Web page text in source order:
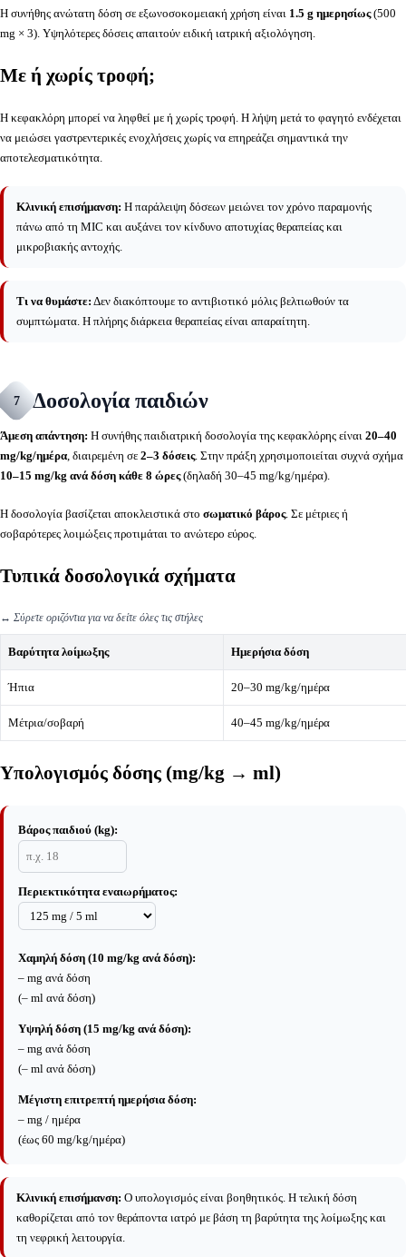
Η συνήθης ανώτατη δόση σε εξωνοσοκομειακή χρήση είναι 1.5 g ημερησίως(500
mg × 3). Υψηλότερες δόσεις απαιτούν ειδική ιατρική αξιολόγηση.
Με ή χωρίς τροφή;
Η κεφακλόρη μπορεί να ληφθεί με ή χωρίς τροφή. Η λήψη μετά το φαγητό ενδέχεται
να μειώσει γαστρεντερικές ενοχλήσεις χωρίς να επηρεάζει σημαντικά την
αποτελεσματικότητα.
Κλινική επισήμανση: Η παράλειψη δόσεων μειώνει τον χρόνο παραμονής
πάνω από τη MIC και αυξάνει τον κίνδυνο αποτυχίας θεραπείας και
μικροβιακής αντοχής.
Τι να θυμάστε: Δεν διακόπτουμε το αντιβιοτικό μόλις βελτιωθούν τα
συμπτώματα. Η πλήρης διάρκεια θεραπείας είναι απαραίτητη.
7 Δοσολογία παιδιών
Άμεση απάντηση: Η συνήθης παιδιατρική δοσολογία της κεφακλόρης είναι 20–40
mg/kg/ημέρα, διαιρεμένη σε 2–3 δόσεις. Στην πράξη χρησιμοποιείται συχνά σχήμα
10–15 mg/kg ανά δόση κάθε 8 ώρες(δηλαδή 30–45 mg/kg/ημέρα).
Η δοσολογία βασίζεται αποκλειστικά στο σωματικό βάρος. Σε μέτριες ή
σοβαρότερες λοιμώξεις προτιμάται το ανώτερο εύρος.
Τυπικά δοσολογικά σχήματα
↔️ Σύρετε οριζόντια για να δείτε όλες τις στήλες
Βαρύτητα λοίμωξης Ημερήσια δόση
Ήπια 20–30 mg/kg/ημέρα
Μέτρια/σοβαρή 40–45 mg/kg/ημέρα
Υπολογισμός δόσης (mg/kg → ml)
Βάρος παιδιού (kg):
Περιεκτικότητα εναιωρήματος:
Χαμηλή δόση (10 mg/kg ανά δόση):
– mg ανά δόση
(– ml ανά δόση)
Υψηλή δόση (15 mg/kg ανά δόση):
– mg ανά δόση
(– ml ανά δόση)
Μέγιστη επιτρεπτή ημερήσια δόση:
– mg / ημέρα
(έως 60 mg/kg/ημέρα)
Κλινική επισήμανση: Ο υπολογισμός είναι βοηθητικός. Η τελική δόση
καθορίζεται από τον θεράποντα ιατρό με βάση τη βαρύτητα της λοίμωξης και
τη νεφρική λειτουργία.